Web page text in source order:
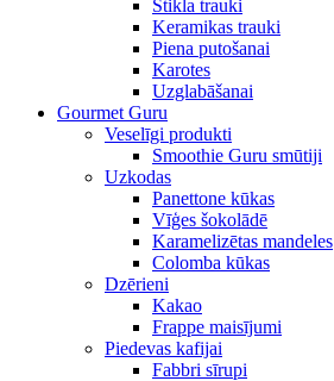
Stikla trauki
Keramikas trauki
Piena putošanai
Karotes
Uzglabāšanai
Gourmet Guru
Veselīgi produkti
Smoothie Guru smūtiji
Uzkodas
Panettone kūkas
Vīģes šokolādē
Karamelizētas mandeles
Colomba kūkas
Dzērieni
Kakao
Frappe maisījumi
Piedevas kafijai
Fabbri sīrupi